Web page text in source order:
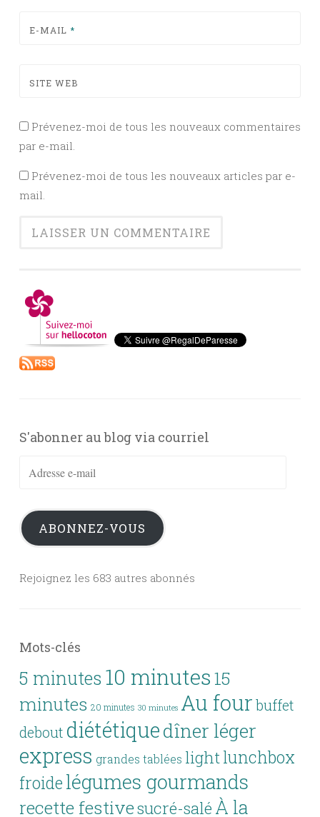
E-MAIL *
SITE WEB
Prévenez-moi de tous les nouveaux commentaires
par e-mail.
Prévenez-moi de tous les nouveaux articles par e-
mail.
S'abonner au blog via courriel
Adresse
mail
ABONNEZ-VOUS
Rejoignez les 683 autres abonnés
Mots-clés
5 minutes 10 minutes15
minutes 20 minutes 30 minutes Au fourbuffet
debout diététiquedîner léger
express grandes tablées lightlunchbox
froide légumes gourmands
recette festivesucré-salé À la